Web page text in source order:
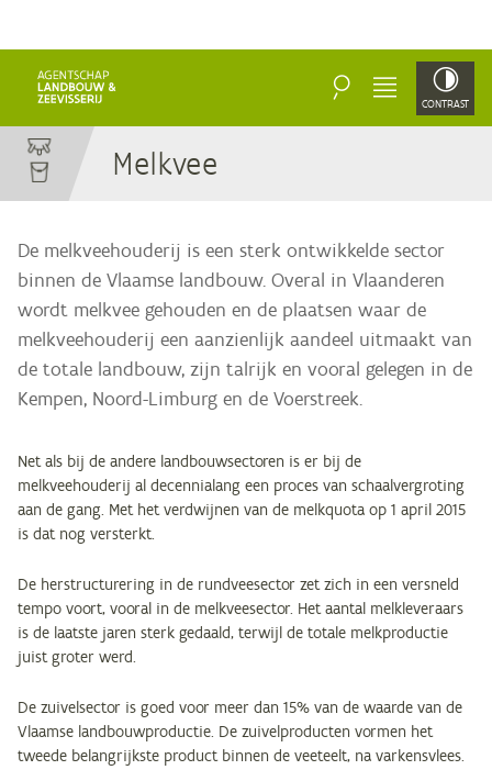
ZOEKEN MENU CONTRAST
Melk­vee
De melkveehouderij is een sterk ontwikkelde sector
binnen de Vlaamse landbouw. Overal in Vlaanderen
wordt melkvee gehouden en de plaatsen waar de
melkveehouderij een aanzienlijk aandeel uitmaakt van
de totale landbouw, zijn talrijk en vooral gelegen in de
Kempen, Noord-Limburg en de Voerstreek.
Net als bij de andere landbouwsectoren is er bij de
melkveehouderij al decennialang een proces van schaalvergroting
aan de gang. Met het verdwijnen van de melkquota op 1 april 2015
is dat nog versterkt.
De herstructurering in de rundveesector zet zich in een versneld
tempo voort, vooral in de melkveesector. Het aantal melkleveraars
is de laatste jaren sterk gedaald, terwijl de totale melkproductie
juist groter werd.
De zuivelsector is goed voor meer dan 15% van de waarde van de
Vlaamse landbouwproductie. De zuivelproducten vormen het
tweede belangrijkste product binnen de veeteelt, na varkensvlees.